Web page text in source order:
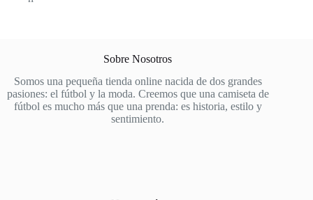
Olympique de Marsella
Porto
Portugal
PSG
Sobre Nosotros
Somos una pequeña tienda online nacida de dos grandes
pasiones: el fútbol y la moda. Creemos que una camiseta de
fútbol es mucho más que una prenda: es historia, estilo y
sentimiento.